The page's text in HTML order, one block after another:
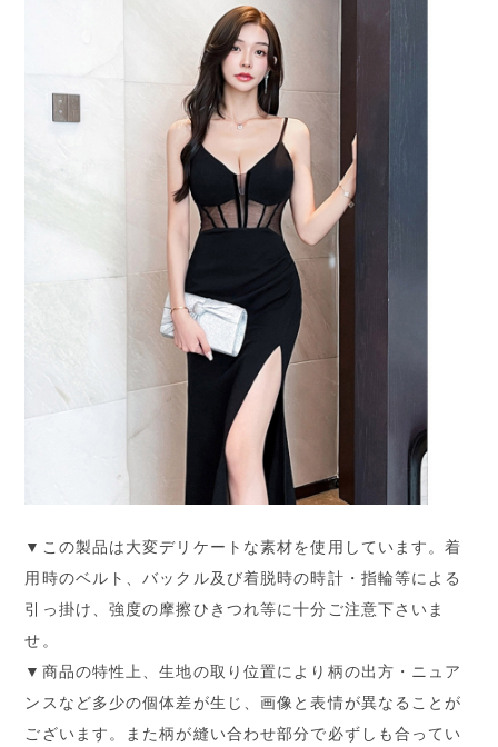
▼この製品は大変デリケートな素材を使用しています。着
用時のベルト、バックル及び着脱時の時計・指輪等による
引っ掛け、強度の摩擦ひきつれ等に十分ご注意下さいま
せ。
▼商品の特性上、生地の取り位置により柄の出方・ニュア
ンスなど多少の個体差が生じ、画像と表情が異なることが
ございます。また柄が縫い合わせ部分で必ずしも合ってい